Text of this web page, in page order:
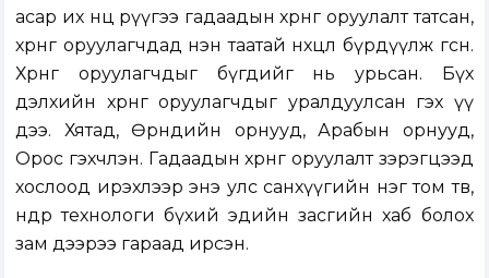
асар их нөөц рүүгээ гадаадын хөрөнгө оруулалт татсан,
хөрөнгө оруулагчдад нэн таатай нөхцөл бүрдүүлж өгсөн.
Хөрөнгө оруулагчдыг бүгдийг нь урьсан. Бүх
дэлхийн хөрөнгө оруулагчдыг уралдуулсан гэх үү
дээ. Хятад, Өрнөдийн орнууд, Арабын орнууд,
Орос гэхчлэн. Гадаадын хөрөнгө оруулалт зэрэгцээд
хослоод ирэхлээр энэ улс санхүүгийн нэг том төв,
өндөр технологи бүхий эдийн засгийн хаб болох
зам дээрээ гараад ирсэн.